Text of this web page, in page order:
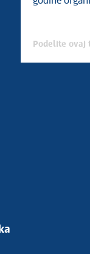
Podelite ovaj